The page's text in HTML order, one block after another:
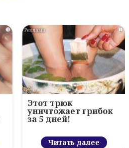
i i
Этот трюк
уничтожает грибок
за 5 дней!
Читать далее